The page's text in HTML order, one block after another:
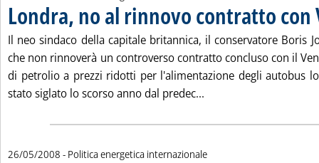
Londra, no al rinnovo contratto con
Il neo sindaco della capitale britannica, il conservatore Boris
che non rinnoverà un controverso contratto concluso con il
di petrolio a prezzi ridotti per l'alimentazione degli autobus
stato siglato lo scorso anno dal predec...
26/05/2008 - Politica energetica internazionale